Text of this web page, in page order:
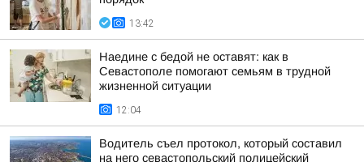
13:42
Наедине с бедой не оставят: как в
Севастополе помогают семьям в трудной
жизненной ситуации
12:04
Водитель съел протокол, который составил
на него севастопольский полицейский